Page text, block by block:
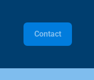
Contact